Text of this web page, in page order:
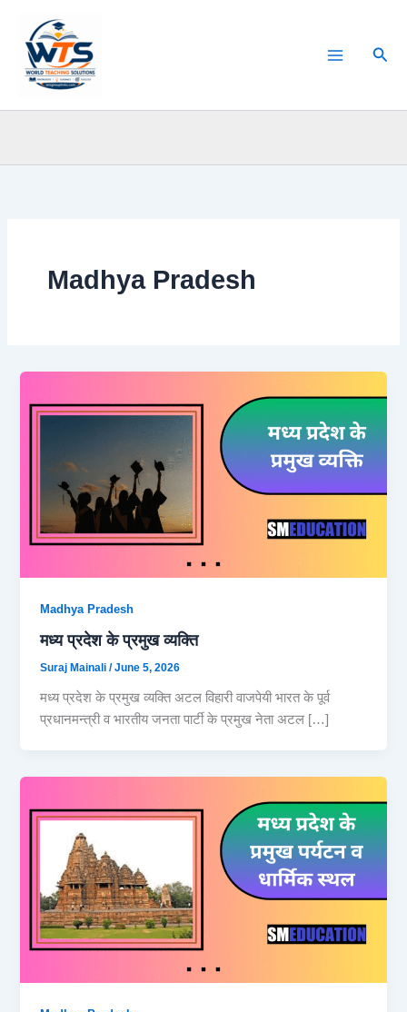
content
Madhya Pradesh
Madhya Pradesh
मध्य प्रदेश के प्रमुख व्यक्ति
Suraj Mainali/June 5, 2026
मध्य प्रदेश के प्रमुख व्यक्ति अटल विहारी वाजपेयी भारत के पूर्व
प्रधानमन्त्री व भारतीय जनता पार्टी के प्रमुख नेता अटल […]